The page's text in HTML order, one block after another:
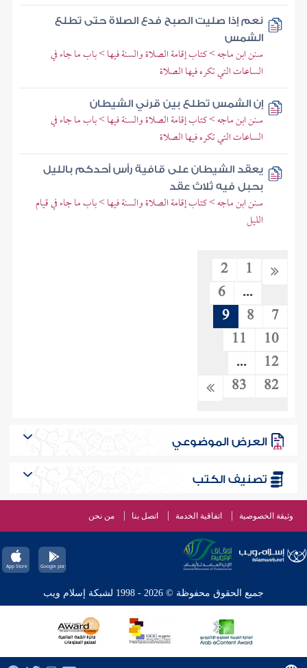
نعم إذا صليت الصبح فدع الصلاة حتى تطلع
الشمس
سنن ابن ماجه > كتاب إقامة الصلاة والسنة فيها > باب ما جاء في
الساعات التي تكره فيها الصلاة
إن الشمس تطلع بين قرني الشيطان
سنن ابن ماجه > كتاب إقامة الصلاة والسنة فيها > باب ما جاء في
الساعات التي تكره فيها الصلاة
يعقد الشيطان على قافية رأس أحدكم بالليل
بحبل فيه ثلاث عقد
سنن ابن ماجه > كتاب إقامة الصلاة والسنة فيها > باب ما جاء في قيام
الليل
1
2
...
6
7
8
9
10
11
12
...
82
83
العرض الموضوعي
تصنيف الكتب
وثيقة الخصوصية اتفاقية الخدمة اتصل بنا من نحن
جميع الحقوق محفوظة © 2026 - 1998 لشبكة إسلام ويب